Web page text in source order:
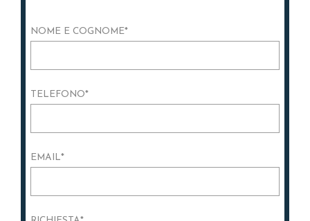
NOME E COGNOME*
TELEFONO*
EMAIL*